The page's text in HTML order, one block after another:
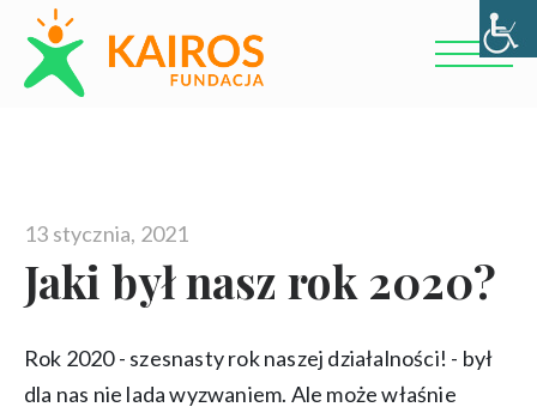
13 stycznia, 2021
Jaki był nasz rok 2020?
Rok 2020 - szesnasty rok naszej działalności! - był
dla nas nie lada wyzwaniem. Ale może właśnie